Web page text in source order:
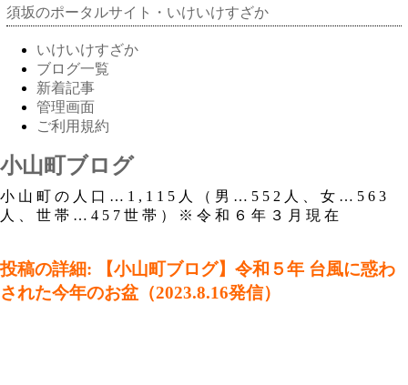
須坂のポータルサイト・いけいけすざか
いけいけすざか
ブログ一覧
新着記事
管理画面
ご利用規約
小山町ブログ
小山町の人口…1,115人（男…552人、女…563
人、世帯…457世帯）※令和６年３月現在
投稿の詳細: 【小山町ブログ】令和５年 台風に惑わ
された今年のお盆（2023.8.16発信）